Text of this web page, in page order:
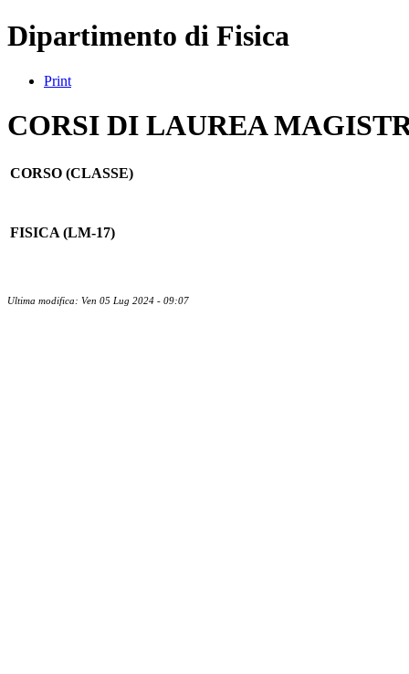
Dipartimento di Fisica
Print
CORSI DI LAUREA
CORSO (CLASSE)
FISICA (LM-17)
Ultima modifica: Ven 05 Lug 2024 - 09:07